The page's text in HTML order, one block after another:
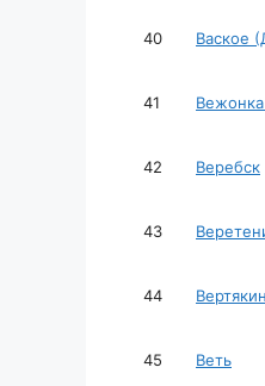
40 Ваское
41
42 Веребск
43
44
45 Веть